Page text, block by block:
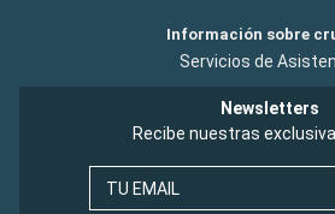
Información sobre
Servicios de
Newsletters
Recibe nuestras
TU EMAIL